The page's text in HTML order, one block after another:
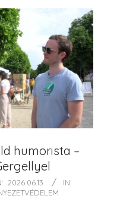
humorista –
2026.06.13.
IN: